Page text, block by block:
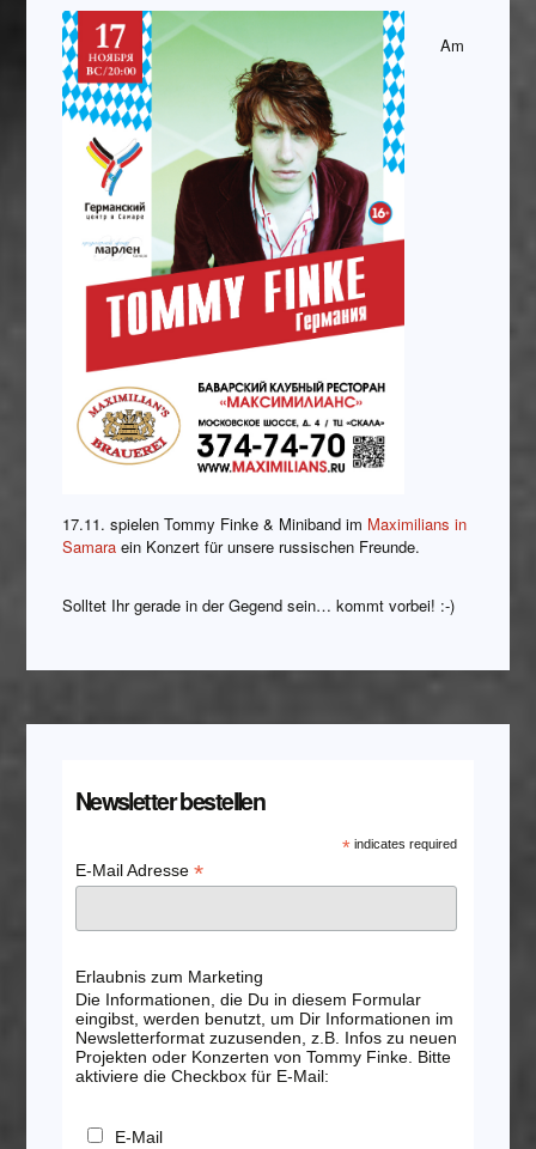
Am
17.11. spielen Tommy Finke & Miniband im Maximilians in
Samara ein Konzert für unsere russischen Freunde.
Solltet Ihr gerade in der Gegend sein… kommt vorbei! :-)
Newsletter bestellen
* indicates required
E-Mail Adresse *
Erlaubnis zum Marketing
Die Informationen, die Du in diesem Formular
eingibst, werden benutzt, um Dir Informationen im
Newsletterformat zuzusenden, z.B. Infos zu neuen
Projekten oder Konzerten von Tommy Finke. Bitte
aktiviere die Checkbox für E-Mail:
E-Mail